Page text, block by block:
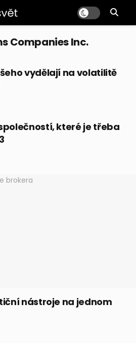
Companies Inc.
vydělají na volatilitě
které je třeba
nástroje na jednom